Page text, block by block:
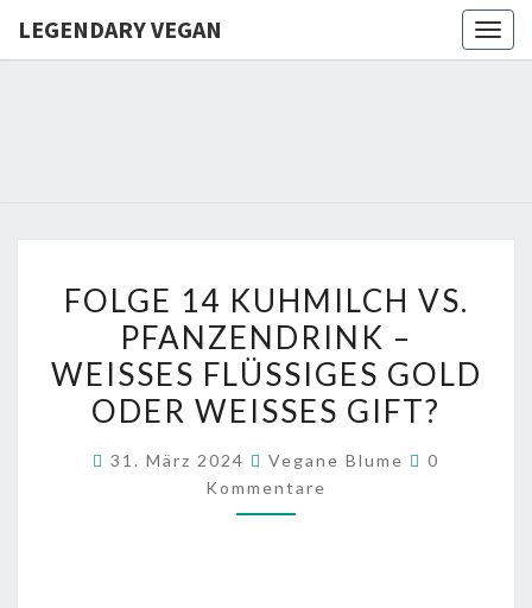
LEGENDARY VEGAN
14
KUHMILCH
VS.
PFANZENDRINK
WEISSES F
LÜSSIGES G
FOLGE 14 KUHMILCH VS.
PFANZENDRINK –
WEISSES FLÜSSIGES GOLD O
DER WEISSES GIFT?
31. März 2024 Vegane Blume
0
Kommentare